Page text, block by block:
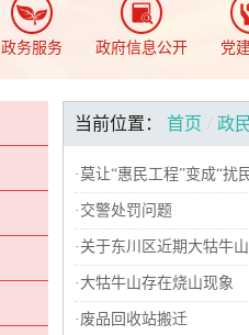
政务服务 政府信息公开 党
当前位置： 首页 / 政
·莫让“惠民工程”变成“扰
· 交警处罚问题
· 关于东川区近期大牯牛
· 大牯牛山存在烧山现象
· 废品回收站搬迁